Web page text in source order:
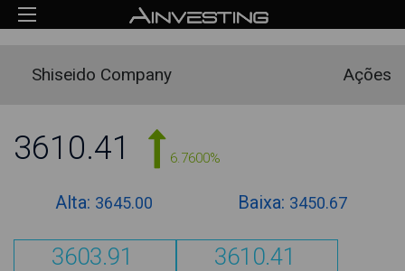
Shiseido Company Ações
3610.41 6.7600%
Alta: 3645.00 Baixa: 3450.67
3603.91 3610.41